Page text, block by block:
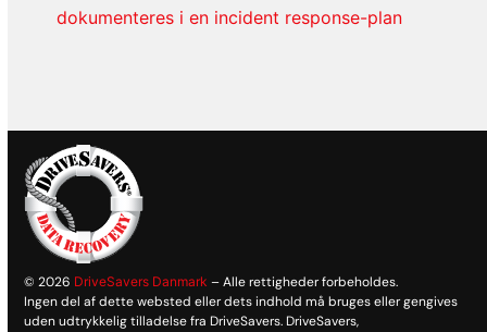
dokumenteres i en incident response-plan
© 2026 DriveSavers Danmark – Alle rettigheder forbeholdes.
Ingen del af dette websted eller dets indhold må bruges eller gengives
uden udtrykkelig tilladelse fra DriveSavers. DriveSavers,